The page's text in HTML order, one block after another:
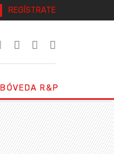
REGÍSTRATE
BÓVEDA R&P